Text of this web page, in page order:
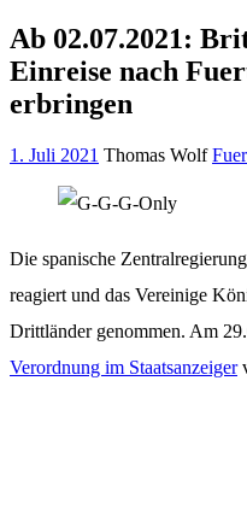
Ab 02.07.2021:
Einreise nach
erbringen
1. Juli 2021 Thomas Wolf
Die spanische
reagiert und das Vereinige
Drittländer genommen. Am
Verordnung im Staatsanzeiger